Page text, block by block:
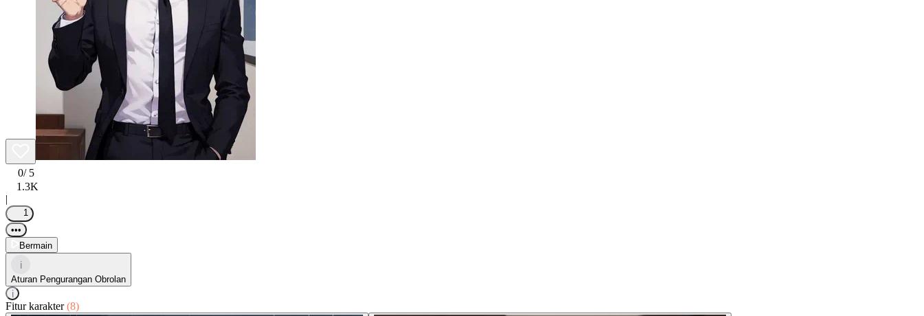
0/ 5
1.3K
|
1
•••
Bermain
i
Aturan Pengurangan Obrolan
i
Fitur karakter(8)